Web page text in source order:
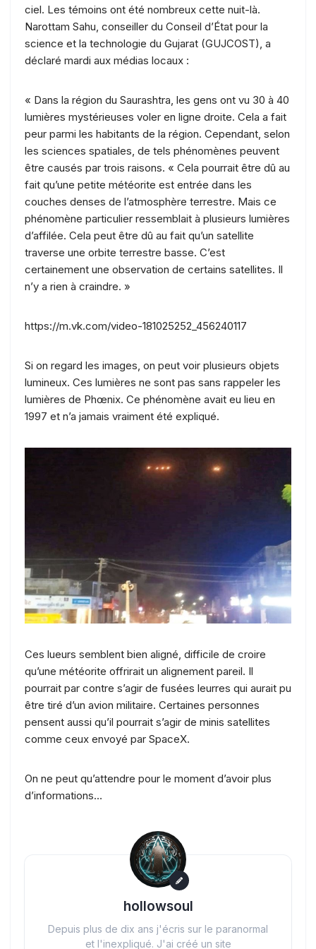
ciel. Les témoins ont été nombreux cette nuit-là.
Narottam Sahu, conseiller du Conseil d’État pour la
science et la technologie du Gujarat (GUJCOST), a
déclaré mardi aux médias locaux :
« Dans la région du Saurashtra, les gens ont vu 30 à 40
lumières mystérieuses voler en ligne droite. Cela a fait
peur parmi les habitants de la région. Cependant, selon
les sciences spatiales, de tels phénomènes peuvent
être causés par trois raisons. « Cela pourrait être dû au
fait qu’une petite météorite est entrée dans les
couches denses de l’atmosphère terrestre. Mais ce
phénomène particulier ressemblait à plusieurs lumières
d’affilée. Cela peut être dû au fait qu’un satellite
traverse une orbite terrestre basse. C’est
certainement une observation de certains satellites. Il
n’y a rien à craindre. »
https://m.vk.com/video-181025252_456240117
Si on regard les images, on peut voir plusieurs objets
lumineux. Ces lumières ne sont pas sans rappeler les
lumières de Phœnix. Ce phénomène avait eu lieu en
1997 et n’a jamais vraiment été expliqué.
Ces lueurs semblent bien aligné, difficile de croire
qu’une météorite offrirait un alignement pareil. Il
pourrait par contre s’agir de fusées leurres qui aurait pu
être tiré d’un avion militaire. Certaines personnes
pensent aussi qu’il pourrait s’agir de minis satellites
comme ceux envoyé par SpaceX.
On ne peut qu’attendre pour le moment d’avoir plus
d’informations…
hollowsoul
Depuis plus de dix ans j'écris sur le paranormal
et l'inexpliqué. J'ai créé un site